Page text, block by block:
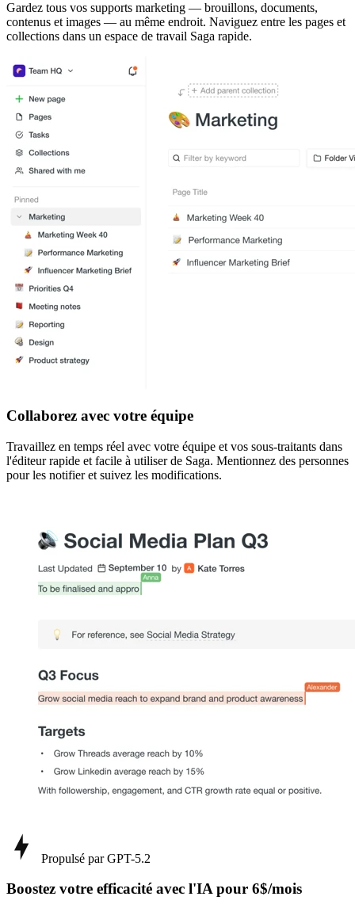
Gardez tous vos supports marketing — brouillons, documents,
contenus et images — au même endroit. Naviguez entre les pages et
collections dans un espace de travail Saga rapide.
Collaborez avec votre équipe
Travaillez en temps réel avec votre équipe et vos sous-traitants dans
l'éditeur rapide et facile à utiliser de Saga. Mentionnez des personnes
pour les notifier et suivez les modifications.
Propulsé par GPT-5.2
Boostez votre efficacité avec l'IA pour 6$/mois